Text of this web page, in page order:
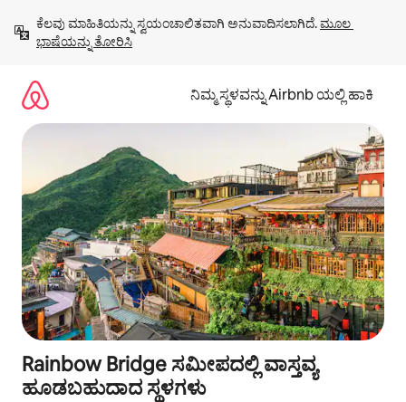
ಹೋಗಿ
ಕೆಲವು ಮಾಹಿತಿಯನ್ನು ಸ್ವಯಂಚಾಲಿತವಾಗಿ ಅನುವಾದಿಸಲಾಗಿದೆ. ಮೂಲ
ಭಾಷೆಯನ್ನು ತೋರಿಸಿ
ನಿಮ್ಮ ಸ್ಥಳವನ್ನು Airbnb ಯಲ್ಲಿ ಹಾಕಿ
Rainbow Bridge ಸಮೀಪದಲ್ಲಿ ವಾಸ್ತವ್ಯ
ಹೂಡಬಹುದಾದ ಸ್ಥಳಗಳು